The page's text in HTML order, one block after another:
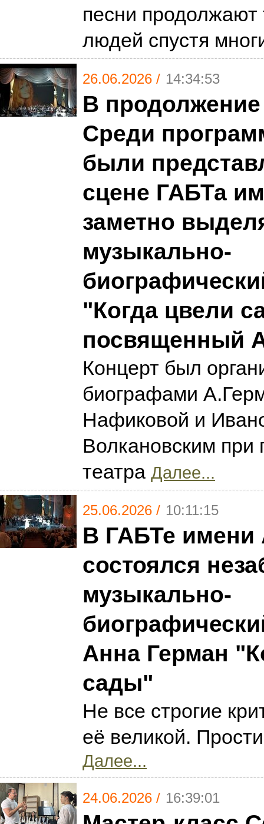
песни продолжают
людей спустя
26.06.2026 / 14:34:53
В
Среди
были
сцене ГАБТа
заметно
музыкально-
"Когда цвели
посвященный
Концерт был
биографами
Нафиковой и
Волкановским при
театра Далее...
25.06.2026 / 10:11:15
В ГАБТе имени
состоялся
музыкально-
Анна Герман
сады"
Не все строгие
её великой.
Далее...
24.06.2026 / 16:39:01